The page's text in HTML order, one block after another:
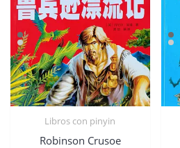
Libros con pinyin
Robinson Crusoe